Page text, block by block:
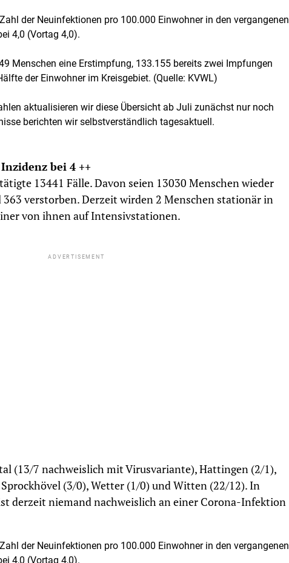
der Neuinfektionen pro 100.000 Einwohner in den vergangenen
4,0 (Vortag 4,0).
Menschen eine Erstimpfung, 133.155 bereits zwei Impfungen
der Einwohner im Kreisgebiet. (Quelle: KVWL)
aktualisieren wir diese Übersicht ab Juli zunächst nur noch
berichten wir selbstverständlich tagesaktuell.
bei 4 ++
13441 Fälle. Davon seien 13030 Menschen wieder
verstorben. Derzeit wirden 2 Menschen stationär in
von ihnen auf Intensivstationen.
ADVERTISEMENT
(13/7 nachweislich mit Virusvariante), Hattingen (2/1),
(3/0), Wetter (1/0) und Witten (22/12). In
derzeit niemand nachweislich an einer Corona-Infektion
der Neuinfektionen pro 100.000 Einwohner in den vergangenen
4,0 (Vortag 4,0).